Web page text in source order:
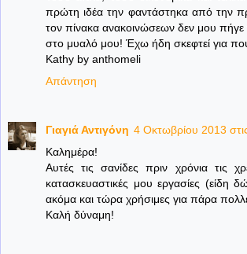
πρώτη ιδέα την φαντάστηκα από την
τον πίνακα ανακοινώσεων δεν μου
στο μυαλό μου! Έχω ήδη σκεφτεί για
Kathy by anthomeli
Απάντηση
Γιαγιά Αντιγόνη 4 Οκτωβρίου 2013
Kαλημέρα!
Αυτές τις σανίδες πριν χρόνια τις
κατασκευαστικές μου εργασίες (είδη
ακόμα και τώρα χρήσιμες για πάρα
Καλή δύναμη!